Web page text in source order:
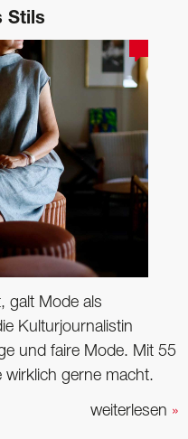
Stils
galt Mode als
Kulturjournalistin
und faire Mode. Mit 55
wirklich gerne macht.
weiterlesen »